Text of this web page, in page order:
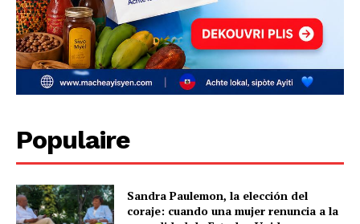
Populaire
Sandra Paulemon, la elección del
coraje: cuando una mujer renuncia a la